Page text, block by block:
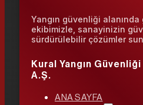
Yangın güvenliği alanında
ekibimizle, sanayinizin
sürdürülebilir çözümler
Kural Yangın Güvenliği
A.Ş.
ANA SAYFA